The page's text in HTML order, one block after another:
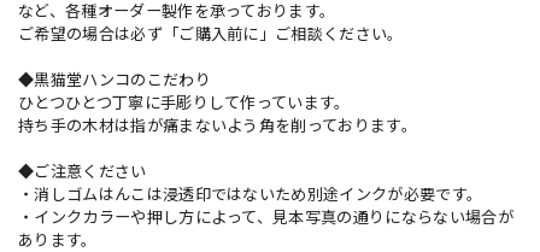
など、各種オーダー製作を承っております。
ご希望の場合は必ず「ご購入前に」ご相談ください。
◆黒猫堂ハンコのこだわり
ひとつひとつ丁寧に手彫りして作っています。
持ち手の木材は指が痛まないよう角を削っております。
◆ご注意ください
・消しゴムはんこは浸透印ではないため別途インクが必要です。
・インクカラーや押し方によって、見本写真の通りにならない場合が
あります。